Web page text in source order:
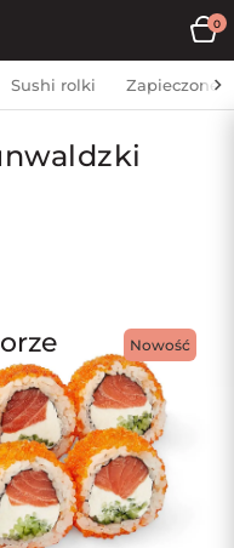
0
Sushi rolki Zapieczone
Nowość